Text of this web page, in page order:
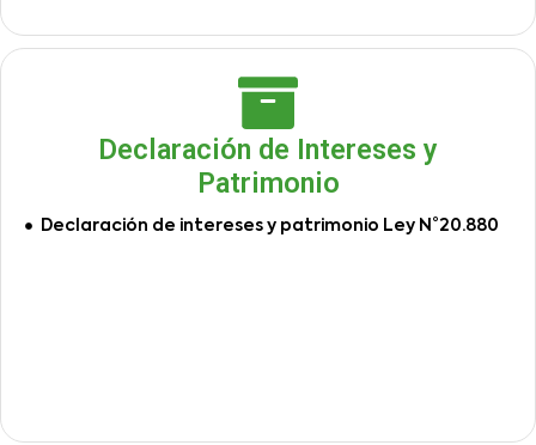
Declaración de Intereses y
Patrimonio
Declaración de intereses y patrimonio Ley N°20.880